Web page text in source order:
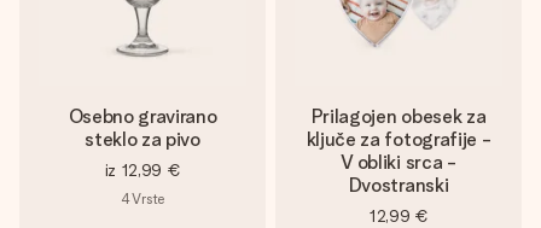
Osebno gravirano
steklo za pivo
iz 12,99 €
4Vrste
Prilagojen obesek za
ključe za fotografije -
V obliki srca -
Dvostranski
12,99 €